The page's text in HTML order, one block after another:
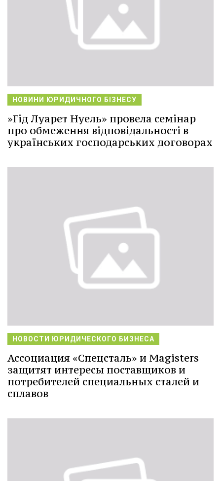
НОВИНИ ЮРИДИЧНОГО БІЗНЕСУ
»Гід Луарет Нуель» провела семінар
про обмеження відповідальності в
українських господарських договорах
НОВОСТИ ЮРИДИЧЕСКОГО БИЗНЕСА
Ассоциация «Спецсталь» и Magisters
защитят интересы поставщиков и
потребителей специальных сталей и
сплавов